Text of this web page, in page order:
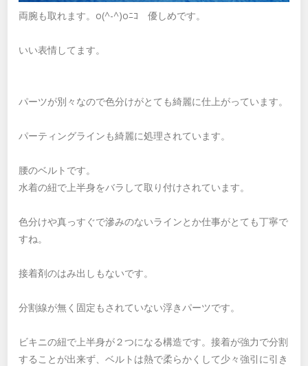
両腕も取れます。o(^-^)oﾆｺ 優しめです。
いい表情してます。
パーツが別々なので色分けがとても綺麗に仕上がっています。
パーティングラインも綺麗に処理されています。
腰のベルトです。
水着の紐で上半身をバラして取り付けされています。
色分けや真っすぐで滲みのないラインとか仕事がとても丁寧で
すね。
接着剤のはみ出しもないです。
分割線が無く固定もされていない浮きパーツです。
ビキニの紐で上半身が２つになる構造です。接着が強力で分割
することが出来ず、ベルトは熱で柔らかくして少々強引に引き